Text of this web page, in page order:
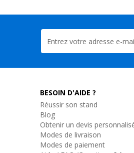
BESOIN D'AIDE ?
Réussir son stand
Blog
Obtenir un devis
Modes de livraison
Modes de paiement